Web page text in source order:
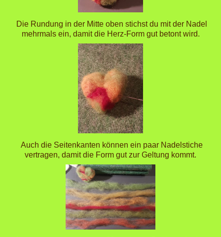
Die Rundung in der Mitte oben stichst du mit der Nadel
mehrmals ein, damit die Herz-Form gut betont wird.
Auch die Seitenkanten können ein paar Nadelstiche
vertragen, damit die Form gut zur Geltung kommt.